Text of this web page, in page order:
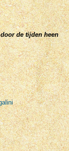
de tijden heen